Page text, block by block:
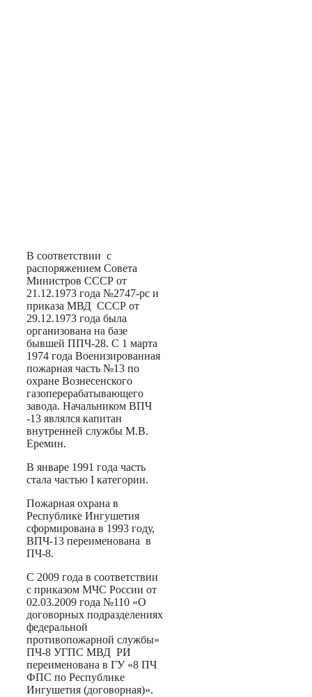
В соответствии с
распоряжением Совета
Министров СССР от
21.12.1973 года №2747-рс и
приказа МВД СССР от
29.12.1973 года была
организована на базе
бывшей ППЧ-28. С 1 марта
1974 года Военизированная
пожарная часть №13 по
охране Вознесенского
газоперерабатывающего
завода. Начальником ВПЧ
-13 являлся капитан
внутренней службы М.В.
Еремин.
В январе 1991 года часть
стала частью I категории.
Пожарная охрана в
Республике Ингушетия
сформирована в 1993 году,
ВПЧ-13 переименована в
ПЧ-8.
С 2009 года в соответствии
с приказом МЧС России от
02.03.2009 года №110 «О
договорных подразделениях
федеральной
противопожарной службы»
ПЧ-8 УГПС МВД РИ
переименована в ГУ «8 ПЧ
ФПС по Республике
Ингушетия (договорная)».